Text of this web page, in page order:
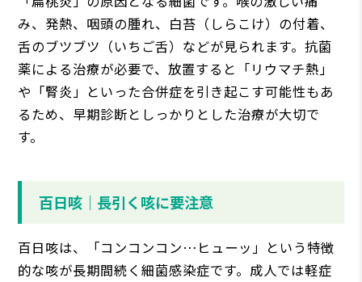
み、発熱、咽頭の腫れ、白苔（しらこけ）の付着、
舌のブツブツ（いちご舌）などが見られます。抗菌
薬による治療が必要で、放置すると「リウマチ熱」
や「腎炎」といった合併症を引き起こす可能性もあ
るため、早期診断としっかりとした治療が大切で
す。
百日咳｜長引く咳に要注意
百日咳は、「コンコンコン…ヒューッ」という特徴
的な咳が長期間続く細菌感染症です。成人では軽症